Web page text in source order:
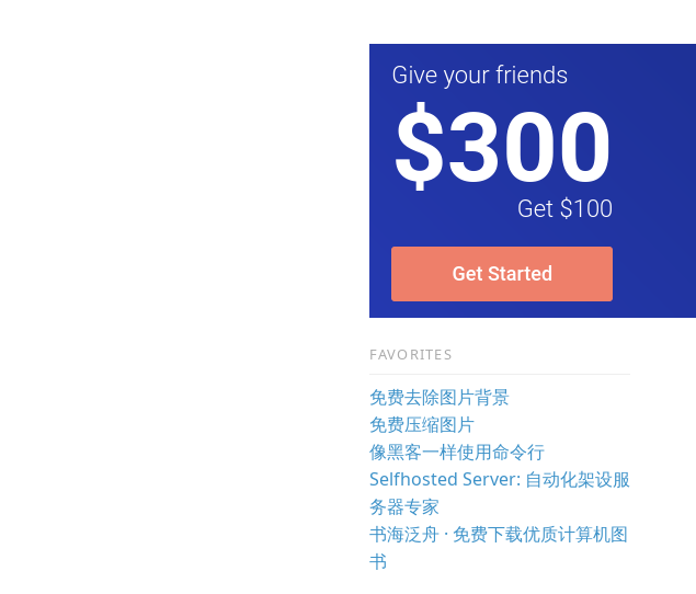
FAVORITES
免费去除图片背景
免费压缩图片
像黑客一样使用命令行
Selfhosted Server: 自动化架设服
务器专家
书海泛舟 · 免费下载优质计算机图
书